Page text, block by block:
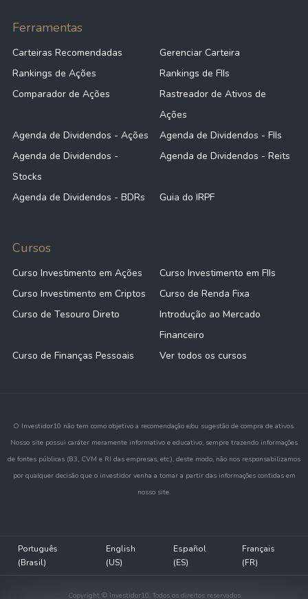
Ferramentas
Carteiras Recomendadas
Gerenciar Carteira
Rankings de Ações
Rankings de FIIs
Comparador de Ações
Rastreador de Ativos de
Ações
Agenda de Dividendos - Ações
Agenda de Dividendos - FIIs
Agenda de Dividendos -
Stocks
Agenda de Dividendos - Reits
Agenda de Dividendos - BDRs Guia do IRPF
Cursos
Curso Investimento em Ações
Curso Investimento em FIIs
Curso Investimento em Criptos
Curso de Renda Fixa
Curso de Tesouro Direto
Introdução ao Mercado
Financeiro
Curso de Finanças Pessoais
Ver todos os cursos
O Investidor10 não tem como objetivo a recomendação e/ou sugestão de compra de ativos.
Nosso site possui caráter meramente informativo e educativo, sempre trazendo informações
de fontes públicas (B3, CVM e RI das empresas, etc.), deste modo, não nos responsabilizamos
por qualquer decisão que o investidor venha a tomar a partir das informações contidas em
nosso site.
Português
(Brasil)
English
(US)
Español
(ES)
Français
(FR)
Copyright © Investidor10. Todos os direitos reservados